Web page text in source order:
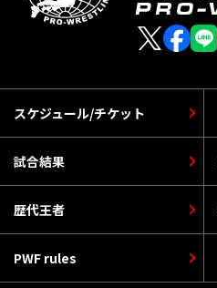
スケジュール/チケット
PWF rules
歴代王者
試合結果